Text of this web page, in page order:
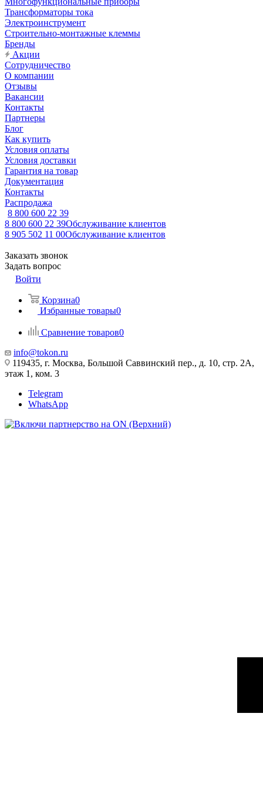
Трансформаторы тока
Электроинструмент
Строительно-монтажные клеммы
Бренды
Акции
Сотрудничество
О компании
Отзывы
Вакансии
Контакты
Партнеры
Блог
Как купить
Условия оплаты
Условия доставки
Гарантия на товар
Документация
Контакты
Распродажа
8 800 600 22 39
8 800 600 22 39Обслуживание клиентов
8 905 502 11 00Обслуживание клиентов
Заказать звонок
Задать вопрос
Войти
Корзина0
Избранные товары0
Сравнение товаров0
info@tokon.ru
119435, г. Москва, Большой Саввинский пер., д. 10, стр. 2А,
этаж 1, ком. 3
Telegram
WhatsApp